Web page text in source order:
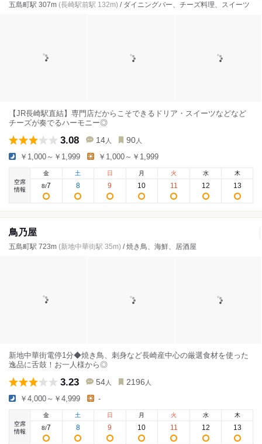
五島町駅 307m (長崎駅前駅 132m) / ダイニングバー、チーズ料理、スイーツ
【JR長崎駅直結】専門店だからこそできるドリア・スイーツなどなど
チーズが奏でるハーモニー◎
3.08 14 人 90 人
￥1,000～￥1,999 ￥1,000～￥1,999
空席
情報
金
8/7
土
8
日
9
月
10
火
11
水
12
木
13
鳥乃屋
五島町駅 723m (新地中華街駅 35m) / 焼き鳥、海鮮、居酒屋
新地中華街電停1分◆焼き鳥、刺身など長崎産中心の厳選食材を使った
逸品に舌鼓！お一人様から◎
3.23 54 人 2196 人
￥4,000～￥4,999 -
空席
情報
金
8/7
土
8
日
9
月
10
火
11
水
12
木
13